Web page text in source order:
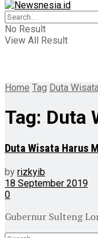
No Result
View All Result
Home Tag Duta
Tag: Duta
Duta Wisata Harus
by rizkyib
18 September 2019
0
Gubernur Sulteng